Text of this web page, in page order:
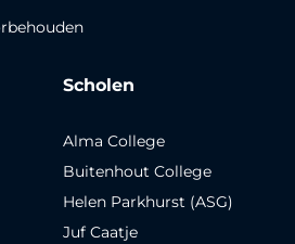
Scholen
Alma College
Buitenhout College
Helen Parkhurst (ASG)
Juf Caatje